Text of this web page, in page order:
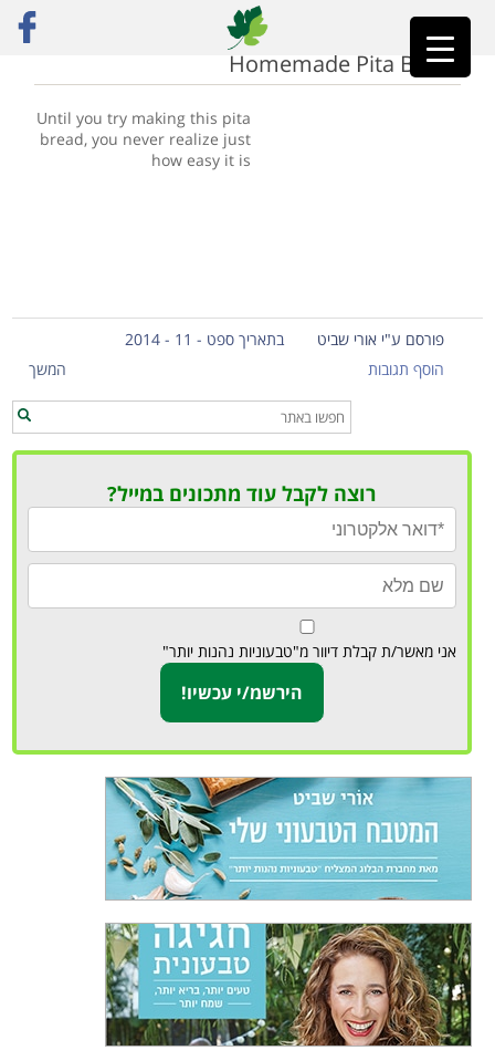
ראשי»
pita
Homemade Pita Bread
Until you try making this pita
bread, you never realize just
how easy it is
פורסם ע"י אורי שביט
בתאריך ספט - 11 - 2014
הוסף תגובות
המשך
רוצה לקבל עוד מתכונים במייל?
אני מאשר/ת קבלת דיוור מ"טבעוניות נהנות יותר"